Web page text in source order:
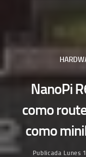
NanoPi
como
como
Publicada Lunes